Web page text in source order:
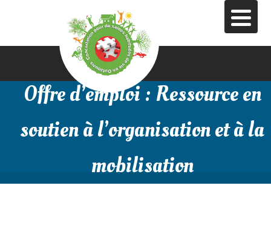
Offre d’emploi : Ressource en
soutien à l’organisation et à la
mobilisation